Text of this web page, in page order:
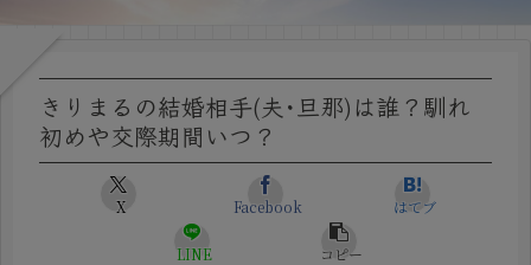
きりまるの結婚相手(夫･旦那)は誰？馴れ
初めや交際期間いつ？
X Facebook はてブ
LINE コピー